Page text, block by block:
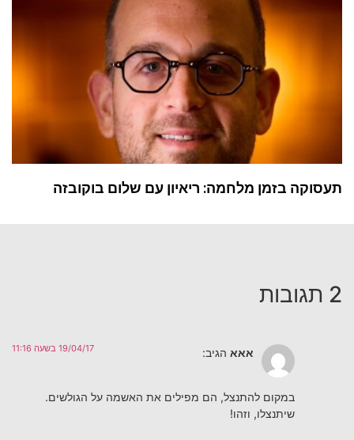
תעסוקה בזמן מלחמה: ריאיון עם שלום בוקובזה
2 תגובות
אאא הגיב: 19/04/17 בשעה 11:16
במקום להתנצל, הם מפילים את האשמה על הגולשים.
שיתנצלו, וזהו!